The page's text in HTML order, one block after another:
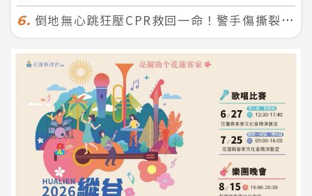
6. 倒地無心跳狂壓CPR救回一命！警手傷撕裂仍不放手 竟救到藝人何篤霖哥哥